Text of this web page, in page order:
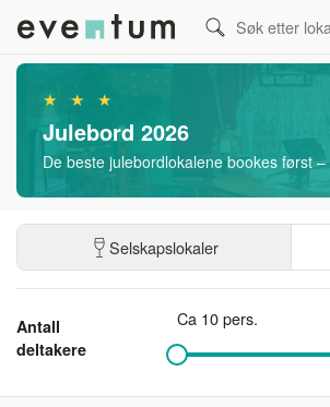
★ ★ ★
Julebord 2026
De beste julebordlokalene bookes først
Selskapslokaler
Antall
deltakere
Ca 10 pers.